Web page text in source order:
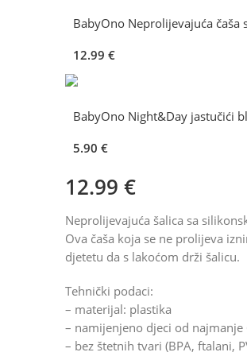
BabyOno Neprolijevajuća čaša
12.99 €
BabyOno Night&Day jastučići
5.90 €
12.99 €
Neprolijevajuća šalica sa
Ova čaša koja se ne prolijeva
djetetu da s lakoćom drži šalicu.
Tehnički podaci:
– materijal: plastika
– namijenjeno djeci od najmanje
– bez štetnih tvari (BPA, ftalani,